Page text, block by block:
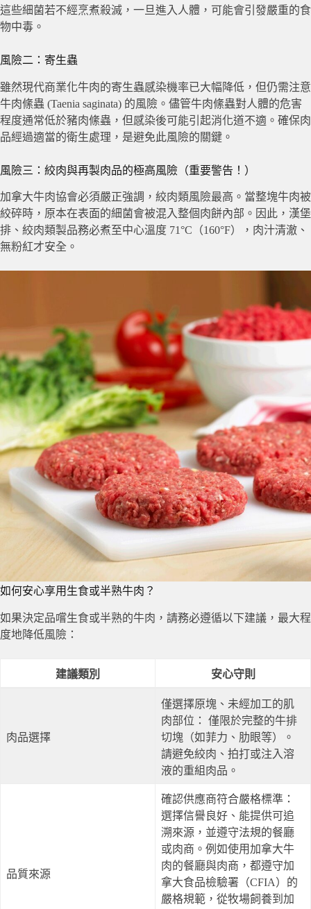
這些細菌若不經烹煮殺滅，一旦進入人體，可能會引發嚴重的食
物中毒。
風險二：寄生蟲
雖然現代商業化牛肉的寄生蟲感染機率已大幅降低，但仍需注意
牛肉絛蟲 (Taenia saginata) 的風險。儘管牛肉絛蟲對人體的危害
程度通常低於豬肉絛蟲，但感染後可能引起消化道不適。確保肉
品經過適當的衛生處理，是避免此風險的關鍵。
風險三：絞肉與再製肉品的極高風險（重要警告！）
加拿大牛肉協會必須嚴正強調，絞肉類風險最高。當整塊牛肉被
絞碎時，原本在表面的細菌會被混入整個肉餅內部。因此，漢堡
排、絞肉類製品務必煮至中心溫度 71°C（160°F），肉汁清澈、
無粉紅才安全。
如何安心享用生食或半熟牛肉？
如果決定品嚐生食或半熟的牛肉，請務必遵循以下建議，最大程
度地降低風險：
建議類別 安心守則
肉品選擇
僅選擇原塊、未經加工的肌
肉部位： 僅限於完整的牛排
切塊（如菲力、肋眼等）。
請避免絞肉、拍打或注入溶
液的重組肉品。
品質來源
確認供應商符合嚴格標準：
選擇信譽良好、能提供可追
溯來源，並遵守法規的餐廳
或肉商。例如使用加拿大牛
肉的餐廳與肉商，都遵守加
拿大食品檢驗署（CFIA）的
嚴格規範，從牧場飼養到加